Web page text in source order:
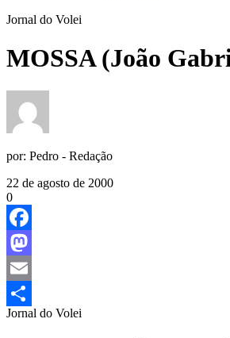
Jornal do Volei
MOSSA (João
por: Pedro - Redação
22 de agosto de 2000
0
Facebook
Mastodon
Email
Share
Jornal do Volei